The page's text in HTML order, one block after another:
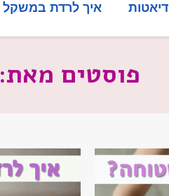
דיאטות איך לרדת במשקל
פוסטים מאת: